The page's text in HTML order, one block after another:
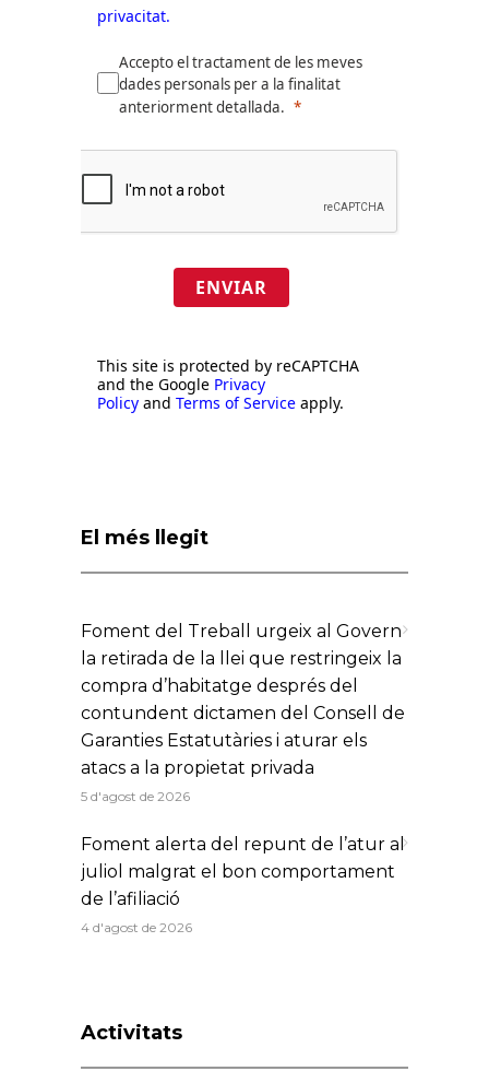
privacitat.
Accepto el tractament de les meves
dades personals per a la finalitat
anteriorment detallada.
ENVIAR
This site is protected by reCAPTCHA
and the Google Privacy
Policy and Terms of Service apply.
El més llegit
Foment del Treball urgeix al Govern
la retirada de la llei que restringeix la
compra d’habitatge després del
contundent dictamen del Consell de
Garanties Estatutàries i aturar els
atacs a la propietat privada
5 d'agost de 2026
Foment alerta del repunt de l’atur al
juliol malgrat el bon comportament
de l’afiliació
4 d'agost de 2026
Activitats